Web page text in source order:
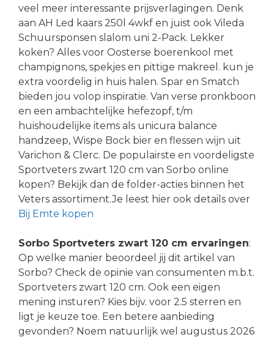
veel meer interessante prijsverlagingen. Denk
aan AH Led kaars 250l 4wkf en juist ook Vileda
Schuursponsen slalom uni 2-Pack. Lekker
koken? Alles voor Oosterse boerenkool met
champignons, spekjes en pittige makreel. kun je
extra voordelig in huis halen. Spar en Smatch
bieden jou volop inspiratie. Van verse pronkboon
en een ambachtelijke hefezopf, t/m
huishoudelijke items als unicura balance
handzeep, Wispe Bock bier en flessen wijn uit
Varichon & Clerc. De populairste en voordeligste
Sportveters zwart 120 cm van Sorbo online
kopen? Bekijk dan de folder-acties binnen het
Veters assortiment.Je leest hier ook details over
Bij Emte kopen
Sorbo Sportveters zwart 120 cm ervaringen:
Op welke manier beoordeel jij dit artikel van
Sorbo? Check de opinie van consumenten m.b.t.
Sportveters zwart 120 cm. Ook een eigen
mening insturen? Kies bijv. voor 2.5 sterren en
ligt je keuze toe. Een betere aanbieding
gevonden? Noem natuurlijk wel augustus 2026